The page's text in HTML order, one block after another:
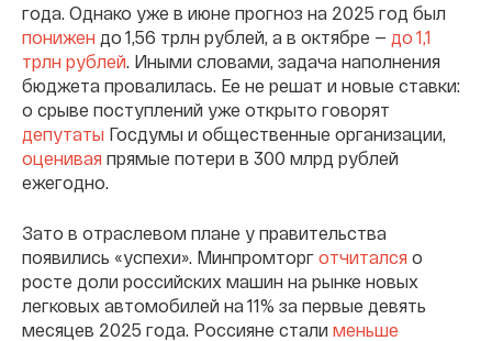
года. Однако уже в июне прогноз на 2025 год был
понижен до 1,56 трлн рублей, а в октябре — до 1,1
трлн рублей . Иными словами, задача наполнения
бюджета провалилась. Ее не решат и новые ставки:
о срыве поступлений уже открыто говорят
депутаты Госдумы и общественные организации,
оценивая прямые потери в 300 млрд рублей
ежегодно.
Зато в отраслевом плане у правительства
появились «успехи». Минпромторг отчитался о
росте доли российских машин на рынке новых
легковых автомобилей на 11% за первые девять
месяцев 2025 года. Россияне стали меньше